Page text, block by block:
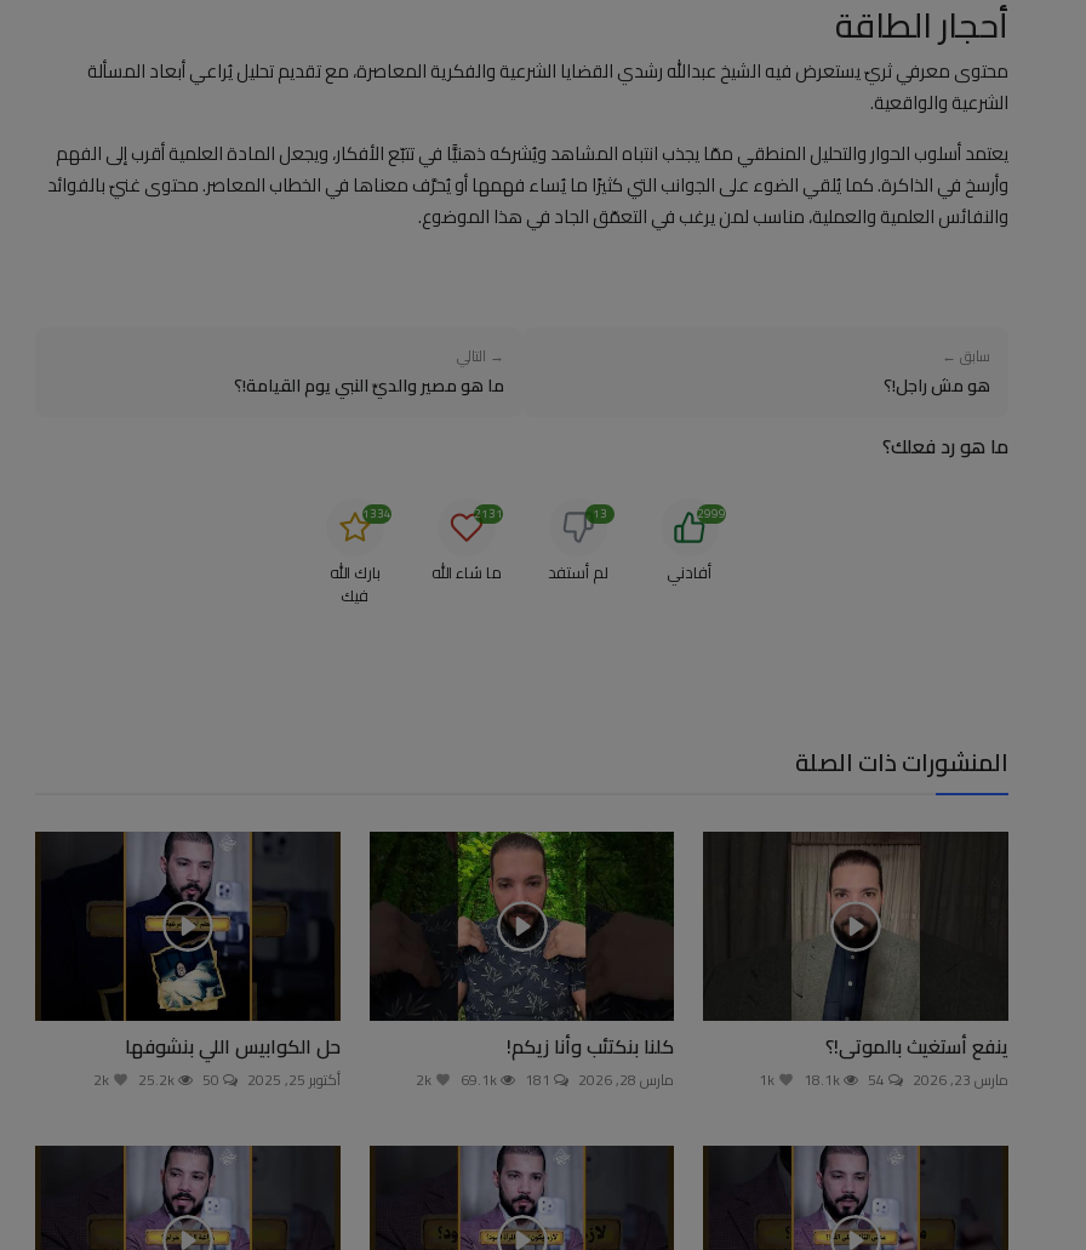
أحجار الطاقة
محتوى معرفي ثريّ يستعرض فيه الشيخ عبدالله رشدي القضايا الشرعية والفكرية المعاصرة، مع تقديم تحليل يُراعي أبعاد المسألة
الشرعية والواقعية.
يعتمد أسلوب الحوار والتحليل المنطقي ممّا يجذب انتباه المشاهد ويُشركه ذهنيًّا في تتبّع الأفكار، ويجعل المادة العلمية أقرب إلى الفهم
وأرسخ في الذاكرة. كما يُلقي الضوء على الجوانب التي كثيرًا ما يُساء فهمها أو يُحرَّف معناها في الخطاب المعاصر. محتوى غنيّ بالفوائد
والنفائس العلمية والعملية، مناسب لمن يرغب في التعمّق الجاد في هذا الموضوع.
سابق ←
هو مش راجل!؟
→ التالي
ما هو مصير والديِّ النبي يوم القيامة!؟
ما هو رد فعلك؟
أفادني
2999
لم أستفد
13
ما شاء الله
2131
بارك الله
فيك
1334
المنشورات ذات الصلة
ينفع أستغيث بالموتى!؟
مارس 23, 2026
كلنا بنكتئب وأنا زيكم!
مارس 28, 2026 181
69.1k
حل الكوابيس اللي بنشوفها
أكتوبر 25, 2025 25.2k
2k